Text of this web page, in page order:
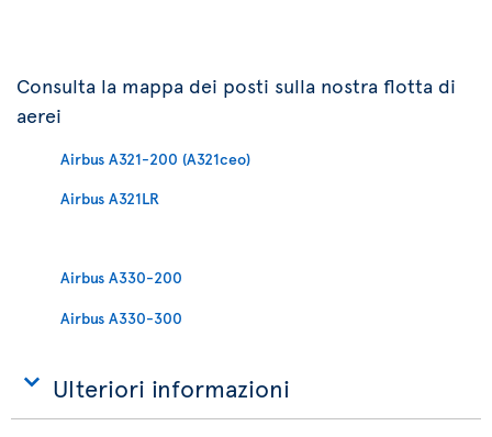
Consulta la mappa dei posti sulla nostra flotta di
aerei
Airbus A321-200 (A321ceo)
Airbus A321LR
Airbus A330-200
Airbus A330-300
Ulteriori informazioni